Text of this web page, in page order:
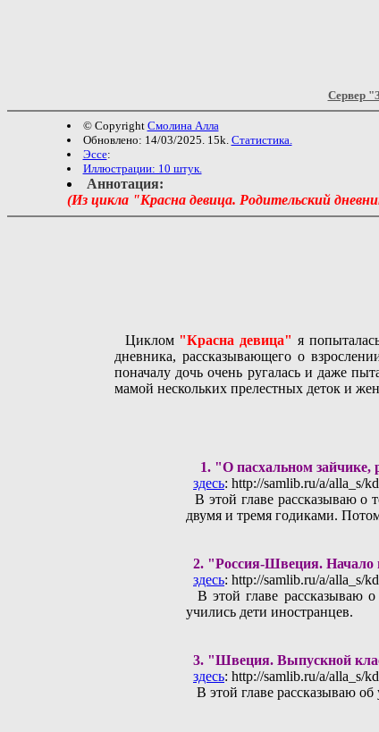
Сервер
© Copyright Смолина Алла
Обновлено: 14/03/2025. 15k. Статистика.
Эссе:
Иллюстрации: 10 штук.
Аннотация:
(Из цикла "Красна девица. Pодительский
Циклом "Красна девица" я
дневника, рассказывающего о
поначалу дочь очень ругалась и даже
мамой нескольких прелестных деток и
1. "O пасхальном зайчике,
здесь: http://samlib.ru/a/alla_s/
В этой главе рассказываю о
двумя и тремя годиками.
2. "Россия-Швеция. Начало
здесь: http://samlib.ru/a/alla_s/
В этой главе рассказываю
учились дети иностранцев.
3. "Швеция. Выпускной
здесь: http://samlib.ru/a/alla_s/
В этой главе рассказываю